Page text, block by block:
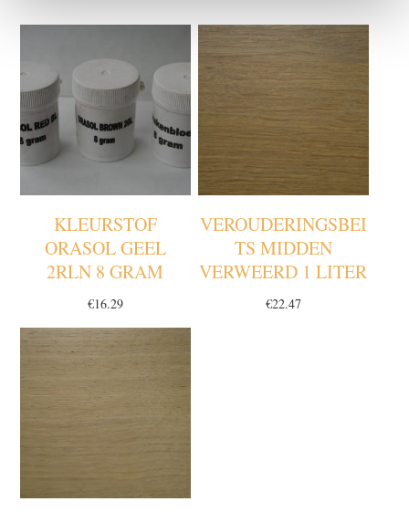
KLEURSTOF
ORASOL GEEL
2RLN 8 GRAM
€16.29
VEROUDERINGSBEI
TS MIDDEN
VERWEERD 1 LITER
€22.47